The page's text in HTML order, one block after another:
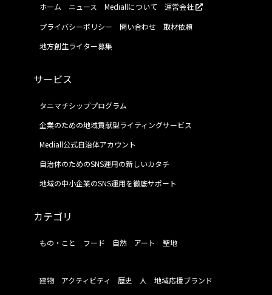
ホーム ニュース Mediallについて
運営会社
プライバシーポリシー
問い合わせ
取材依頼
地方創生ライター募集
サービス
タニマチシッププログラム
企業のための地域貢献型ライティングサービス
Mediall公式自治体アカウント
自治体のためのSNS運用の新しいカタチ
地域の中小企業のSNS運用を徹底サポート
カテゴリ
もの・こと フード 自然 アート 聖地
建物 アクティビティ 歴史 人 地域応援ブランド